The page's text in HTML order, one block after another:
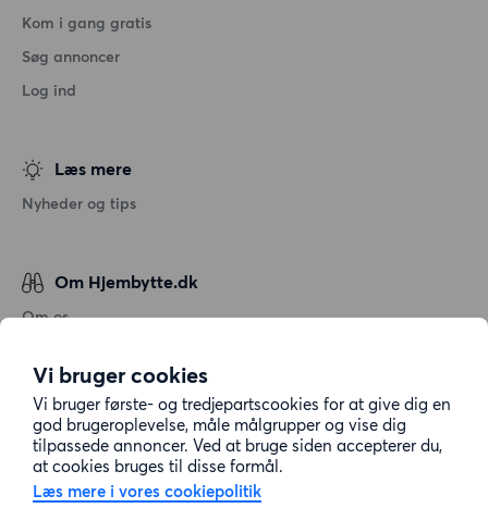
Vi bruger cookies
Vi bruger første- og tredjepartscookies for at give dig en
god brugeroplevelse, måle målgrupper og vise dig
tilpassede annoncer. Ved at bruge siden accepterer du,
at cookies bruges til disse formål.
Læs mere i vores cookiepolitik
Kom i gang gratis
Søg annoncer
Log ind
Læs mere
Nyheder og tips
Om Hjembytte.dk
Om os
Behandling af personoplysninger
Cookiepolitik
Sitemap